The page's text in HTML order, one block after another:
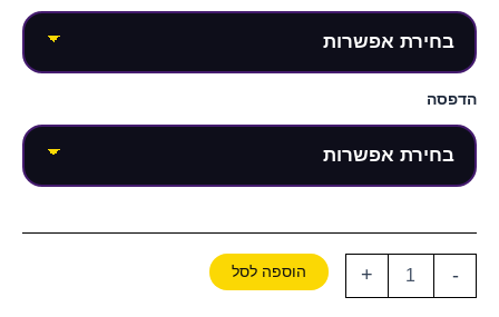
הדפסה
-
+ הוספה לסל